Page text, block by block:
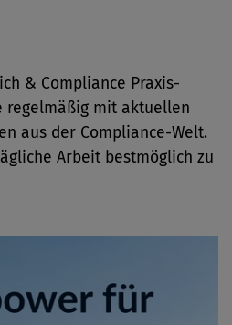
& Compliance Praxis-
regelmäßig mit aktuellen
aus der Compliance-Welt.
Arbeit bestmöglich zu